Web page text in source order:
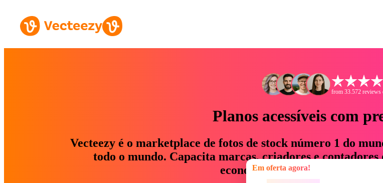
from 33.572 reviews
Planos acessíveis com
Vecteezy é o marketplace de fotos de stock número 1 do
todo o mundo. Capacita marcas, criadores e
economizam até 76% em
Em oferta agora!